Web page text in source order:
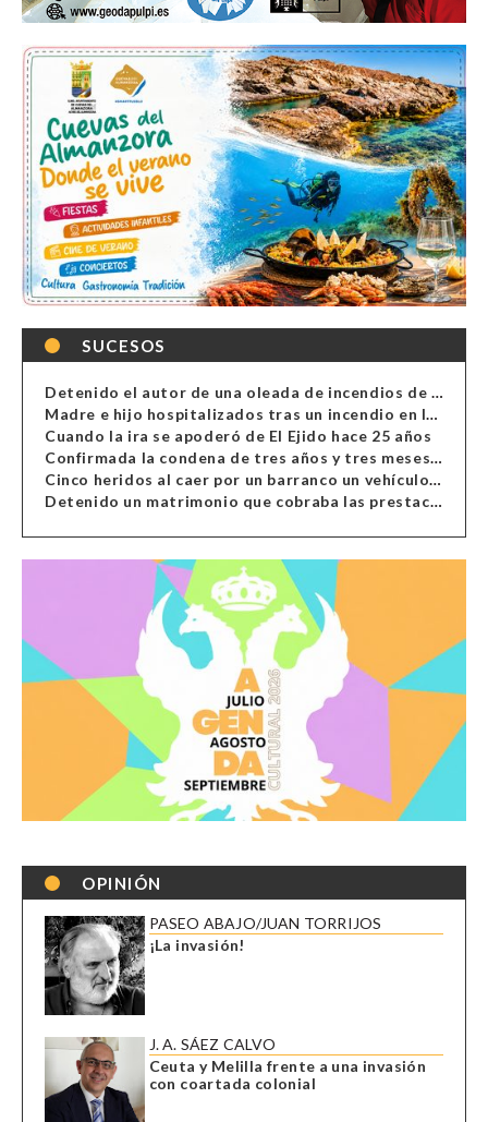
SUCESOS
Detenido el autor de una oleada de incendios de contenedores en Almería
Madre e hijo hospitalizados tras un incendio en la cocina de una vivienda en Almería
Cuando la ira se apoderó de El Ejido hace 25 años
Confirmada la condena de tres años y tres meses al hombre de Antas acusado de xenofobia
Cinco heridos al caer por un barranco un vehículo en Alcolea
Detenido un matrimonio que cobraba las prestaciones de ilegales en Almería, Granada, Málaga, Huelva y Murcia
OPINIÓN
PASEO ABAJO/JUAN TORRIJOS
¡La invasión!
J. A. SÁEZ CALVO
Ceuta y Melilla frente a una invasión
con coartada colonial